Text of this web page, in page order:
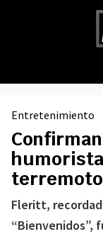
Entretenimiento
Fleritt,
“Bienvenidos”,